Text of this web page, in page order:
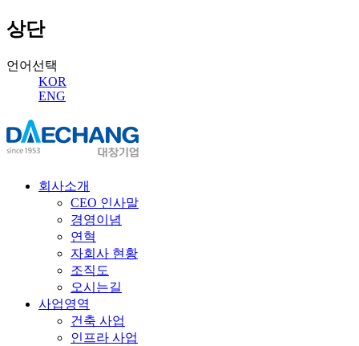
상단
언어선택
KOR
ENG
회사소개
CEO 인사말
경영이념
연혁
자회사 현황
조직도
오시는길
사업영역
건축 사업
인프라 사업